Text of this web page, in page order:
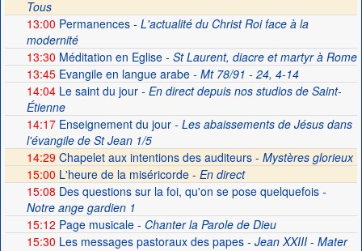
Tous
13:00 Permanences- L'actualité du Christ Roi face à la
modernité
13:30 Méditation en Eglise- St Laurent, diacre et martyr à Rome
13:45Evangile en langue arabe- Mt 78/91 - 24, 4-14
14:04Le saint du jour- En direct depuis nos studios de Saint-
Étienne
14:17Enseignement du jour- Les abaissements de Jésus dans
l'évangile de St Jean 1/5
14:29 Chapelet aux intentions des auditeurs - Mystères glorieux
15:00 L'heure de la miséricorde - En direct
15:08 Des questions sur la foi, qu'on se pose quelquefois-
Notre ange gardien 1
15:12 Page musicale- Chanter la Parole de Dieu
15:30 Les messages pastoraux des papes- Jean XXIII - Mater